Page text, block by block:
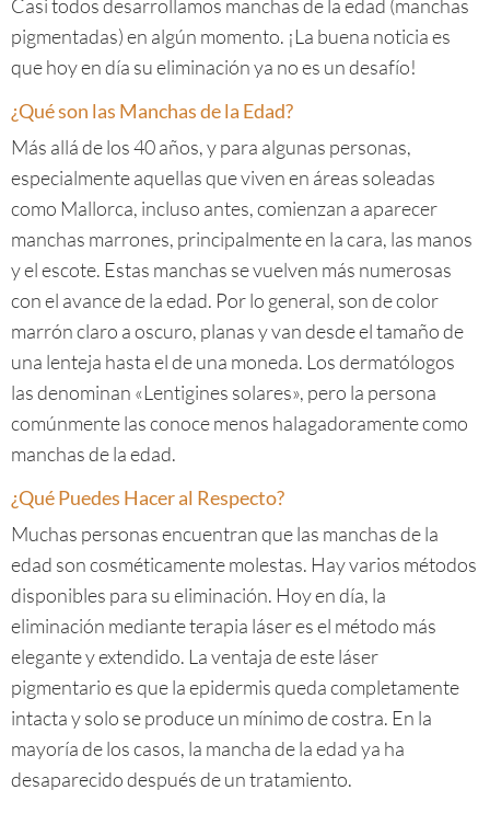
Casi todos desarrollamos manchas de la edad (manchas
pigmentadas) en algún momento. ¡La buena noticia es
que hoy en día su eliminación ya no es un desafío!
¿Qué son las Manchas de la Edad?
Más allá de los 40 años, y para algunas personas,
especialmente aquellas que viven en áreas soleadas
como Mallorca, incluso antes, comienzan a aparecer
manchas marrones, principalmente en la cara, las manos
y el escote. Estas manchas se vuelven más numerosas
con el avance de la edad. Por lo general, son de color
marrón claro a oscuro, planas y van desde el tamaño de
una lenteja hasta el de una moneda. Los dermatólogos
las denominan «Lentigines solares», pero la persona
comúnmente las conoce menos halagadoramente como
manchas de la edad.
¿Qué Puedes Hacer al Respecto?
Muchas personas encuentran que las manchas de la
edad son cosméticamente molestas. Hay varios métodos
disponibles para su eliminación. Hoy en día, la
eliminación mediante terapia láser es el método más
elegante y extendido. La ventaja de este láser
pigmentario es que la epidermis queda completamente
intacta y solo se produce un mínimo de costra. En la
mayoría de los casos, la mancha de la edad ya ha
desaparecido después de un tratamiento.